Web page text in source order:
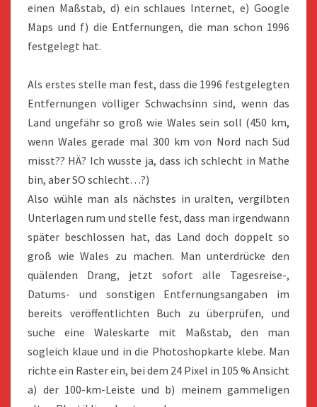
einen Maßstab, d) ein schlaues Internet, e) Google
Maps und f) die Entfernungen, die man schon 1996
festgelegt hat.
Als erstes stelle man fest, dass die 1996 festgelegten
Entfernungen völliger Schwachsinn sind, wenn das
Land ungefähr so groß wie Wales sein soll (450 km,
wenn Wales gerade mal 300 km von Nord nach Süd
misst?? HÄ? Ich wusste ja, dass ich schlecht in Mathe
bin, aber SO schlecht…?)
Also wühle man als nächstes in uralten, vergilbten
Unterlagen rum und stelle fest, dass man irgendwann
später beschlossen hat, das Land doch doppelt so
groß wie Wales zu machen. Man unterdrücke den
quälenden Drang, jetzt sofort alle Tagesreise-,
Datums- und sonstigen Entfernungsangaben im
bereits veröffentlichten Buch zu überprüfen, und
suche eine Waleskarte mit Maßstab, den man
sogleich klaue und in die Photoshopkarte klebe. Man
richte ein Raster ein, bei dem 24 Pixel in 105 % Ansicht
a) der 100-km-Leiste und b) meinem gammeligen